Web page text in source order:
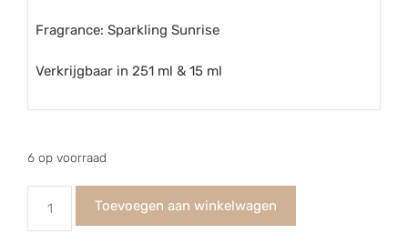
Fragrance: Sparkling Sunrise
Verkrijgbaar in 251 ml & 15 ml
6 op voorraad
Toevoegen aan winkelwagen